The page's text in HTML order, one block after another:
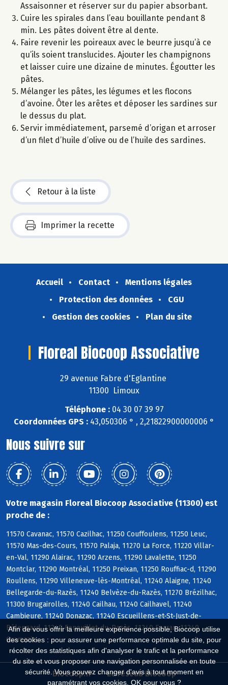
Afin de vous offrir la meilleure expérience possible, Biocoop utilise
des cookies : pour assurer une performance optimale du site, pour
récolter des statistiques afin d'analyser le trafic et la performance
du site et vous proposer une navigation personnalisée en toute
sécurité. Vous pouvez changer d'avis à tout moment en
paramétrant vos cookies. OK pour vous ?
Assaisonner et réserver sur du papier absorbant.
Cuire les spirales dans l’eau bouillante pendant 8
min. Les pâtes doivent être al dente.
Faire revenir les poireaux avec le beurre jusqu’à ce
qu’ils soient translucides. Ajouter les champignons
et laisser cuire une dizaine de minutes. Égoutter les
pâtes.
Mélanger les pâtes, les légumes et les flocons
d’avoine. Ôter les arêtes et déposer les sardines sur
le dessus du plat.
Servir immédiatement, parsemé d’origan et arroser
d’un filet d’huile d’olive ou de l’huile des sardines.
Retour à la liste
Imprimer la recette
Accueil Contact
Mentions légales
Protection des données
CGU
Gestion des cookies
Plan du site
Floreal Biocoop Associative
29 avenue Fabre d'Eglantine
11300 Limoux
Téléphone :04 30 07 39 97
Coordonnées GPS : 43,050306 ° , 2,21822900000006 °
Nous suivre sur
Votre magasin Floreal Biocoop Associative (11300) est
proche de :
11570 Cavanac, 11570 Cazilhac, 11250 Couffoulens, 11250 Leuc,
11570 Mas-des-Cours, 11570 Palaja, 11270 La Force, 11220 Villar-
en-Val, 11290 Alairac, 11290 Arzens, 11290 Lavalette, 11250
Montclar, 11290 Montréal, 11250 Preixan, 11250 Rouffiac-d, 11290
Roullens, 11290 Villeneuve-lès-Montréal, 11240 Alaigne, 11240
Bellegarde-du-Razès, 11240 Belvèze-du-Razès, 11270 Brézilhac,
11300 Brugairolles, 11240 Cailhau, 11240 Cailhavel, 11240
Cambieure, 11240 Donazac, 11240 Escueillens-et-St-Just-de-
Bélengard, 11240 Fenouillet-du-Razès, 11240 Ferran, 11240
Gramazie
Biocoop.fr
Le réseau Biocoop